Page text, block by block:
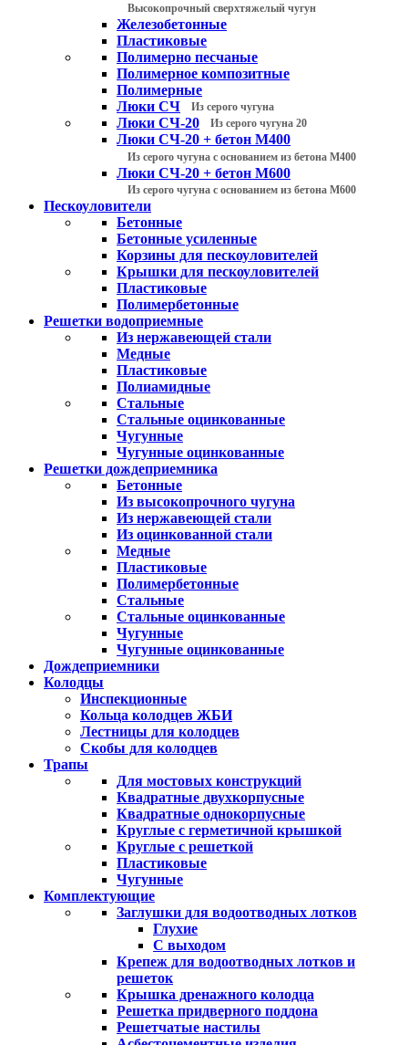
Высокопрочный сверхтяжелый чугун
Железобетонные
Пластиковые
Полимерно песчаные
Полимерное композитные
Полимерные
Люки СЧ
Из серого чугуна
Люки СЧ-20 Из серого чугуна 20
Люки СЧ-20 + бетон М400
Из серого чугуна с основанием из бетона М400
Люки СЧ-20 + бетон М600
Из серого чугуна с основанием из бетона М600
Пескоуловители
Бетонные
Бетонные усиленные
Корзины для пескоуловителей
Крышки для пескоуловителей
Пластиковые
Полимербетонные
Решетки водоприемные
Из нержавеющей стали
Медные
Пластиковые
Полиамидные
Стальные
Стальные оцинкованные
Чугунные
Чугунные оцинкованные
Решетки дождеприемника
Бетонные
Из высокопрочного чугуна
Из нержавеющей стали
Из оцинкованной стали
Медные
Пластиковые
Полимербетонные
Стальные
Стальные оцинкованные
Чугунные
Чугунные оцинкованные
Дождеприемники
Колодцы
Инспекционные
Кольца колодцев ЖБИ
Лестницы для колодцев
Скобы для колодцев
Трапы
Для мостовых конструкций
Квадратные двухкорпусные
Квадратные однокорпусные
Круглые с герметичной крышкой
Круглые с решеткой
Пластиковые
Чугунные
Комплектующие
Заглушки для водоотводных лотков
Глухие
С выходом
Крепеж для водоотводных лотков и
решеток
Крышка дренажного колодца
Решетка придверного поддона
Решетчатые настилы